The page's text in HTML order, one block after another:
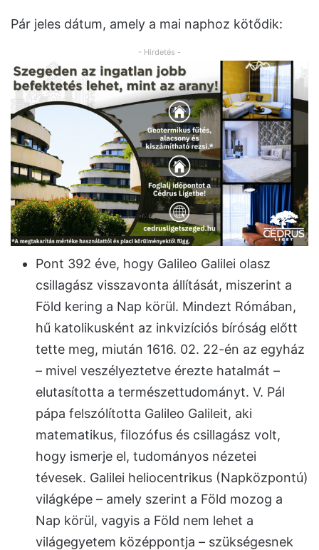
Pár jeles dátum, amely a mai naphoz kötődik:
- Hirdetés -
Pont 392 éve, hogy Galileo Galilei olasz
csillagász visszavonta állítását, miszerint a
Föld kering a Nap körül. Mindezt Rómában,
hű katolikusként az inkvizíciós bíróság előtt
tette meg, miután 1616. 02. 22-én az egyház
– mivel veszélyeztetve érezte hatalmát –
elutasította a természettudományt. V. Pál
pápa felszólította Galileo Galileit, aki
matematikus, filozófus és csillagász volt,
hogy ismerje el, tudományos nézetei
tévesek. Galilei heliocentrikus (Napközpontú)
világképe – amely szerint a Föld mozog a
Nap körül, vagyis a Föld nem lehet a
világegyetem középpontja – szükségesnek